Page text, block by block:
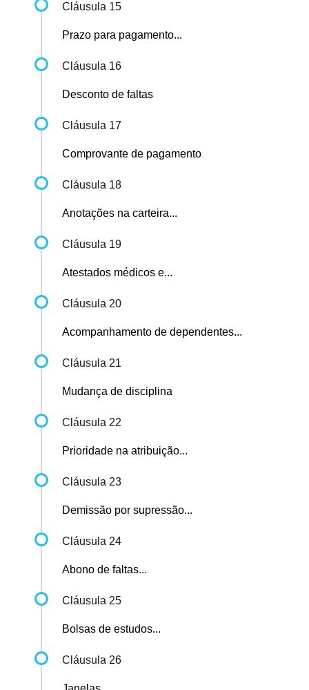
Cláusula 15
Prazo para pagamento...
Cláusula 16
Desconto de faltas
Cláusula 17
Comprovante de pagamento
Cláusula 18
Anotações na carteira...
Cláusula 19
Atestados médicos e...
Cláusula 20
Acompanhamento de dependentes...
Cláusula 21
Mudança de disciplina
Cláusula 22
Prioridade na atribuição...
Cláusula 23
Demissão por supressão...
Cláusula 24
Abono de faltas...
Cláusula 25
Bolsas de estudos...
Cláusula 26